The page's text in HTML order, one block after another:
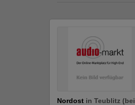
Nordost in Teublitz (bei